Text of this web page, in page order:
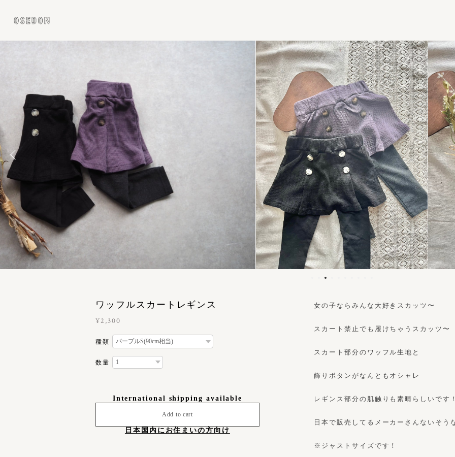
ワッフルスカートレギンス
¥2,300
種類
数量
International shipping available
Add to cart
日本国内にお住まいの方向け
女の子ならみんな大好きスカッツ〜
スカート禁止でも履けちゃうスカッツ〜
スカート部分のワッフル生地と
飾りボタンがなんともオシャレ
レギンス部分の肌触りも素晴らしいです！
日本で販売してるメーカーさんないそう
※ジャストサイズです！